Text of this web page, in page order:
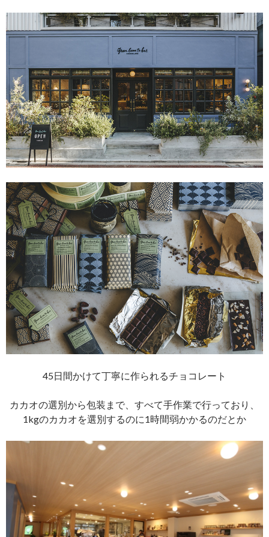
45日間かけて丁寧に作られるチョコレート
カカオの選別から包装まで、すべて手作業で行っており、
1kgのカカオを選別するのに1時間弱かかるのだとか